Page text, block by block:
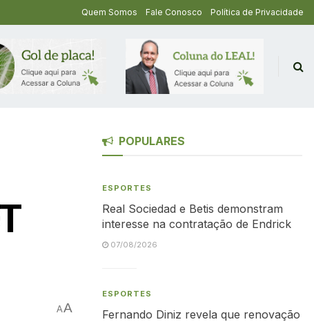
Quem Somos Fale Conosco Política de Privacidade
AA
POPULARES
ESPORTES
Real Sociedad e Betis demonstram
interesse na contratação de Endrick
07/08/2026
ESPORTES
Fernando Diniz revela que renovação